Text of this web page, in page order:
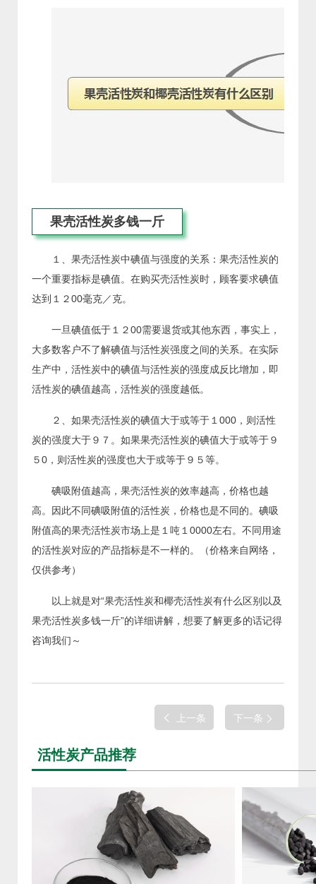
果壳活性炭多钱一斤
１、果壳活性炭中碘值与强度的关系：果壳活性炭的
一个重要指标是碘值。在购买壳活性炭时，顾客要求碘值
达到１２00毫克／克。
一旦碘值低于１２00需要退货或其他东西，事实上，
大多数客户不了解碘值与活性炭强度之间的关系。在实际
生产中，活性炭中的碘值与活性炭的强度成反比增加，即
活性炭的碘值越高，活性炭的强度越低。
２、如果壳活性炭的碘值大于或等于１000，则活性
炭的强度大于９７。如果果壳活性炭的碘值大于或等于９
５0，则活性炭的强度也大于或等于９５等。
碘吸附值越高，果壳活性炭的效率越高，价格也越
高。因此不同碘吸附值的活性炭，价格也是不同的。碘吸
附值高的果壳活性炭市场上是１吨１0000左右。不同用途
的活性炭对应的产品指标是不一样的。（价格来自网络，
仅供参考）
以上就是对“果壳活性炭和椰壳活性炭有什么区别以及
果壳活性炭多钱一斤”的详细讲解，想要了解更多的话记得
咨询我们～
上一条 下一条
活性炭产品推荐